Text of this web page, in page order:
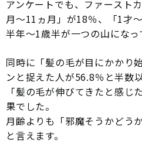
アンケートでも、ファースト
月〜11ヵ月」が18％、「1才
半年〜1歳半が一つの山になっ
同時に「髪の毛が目にかかり
ンと捉えた人が56.8％と半数
「髪の毛が伸びてきたと感じ
果でした。
月齢よりも「邪魔そうかどう
と言えます。